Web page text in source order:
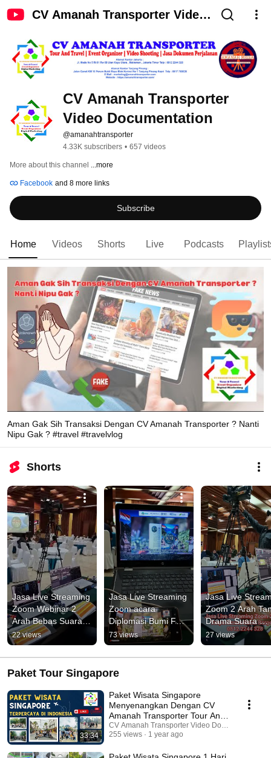
CV Amanah Transporter Video
CV Amanah Transporter
Video Documentation
@amanahtransporter
4.33K subscribers • 657 videos
More about this channel ...more
Facebook and 8 more links
Subscribe
Home Videos Shorts Live Podcasts
Aman Gak Sih Transaksi Dengan CV Amanah Transporter ? Nanti
Nipu Gak ? #travel #travelvlog
Shorts
Jasa Live Streaming
Zoom Webinar 2
Arah Bebas Suara
Echo Dan Bergema
22 views
Jasa Live Streaming
Zoom acara
Diplomasi Bumi Folu
Net Sink 2030
Kemenhut Ri
73 views
Jasa Live
Zoom 2 Arah
Drama Suara
bergema
#livestreaming
27 views
Paket Tour Singapore
33:34
Paket Wisata Singapore
Menyenangkan Dengan CV
Amanah Transporter Tour And
Travel
CV Amanah Transporter Video Dokumentasi
255 views
1 year ago